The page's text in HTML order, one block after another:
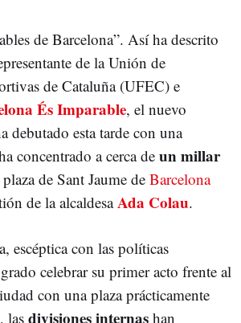
de Barcelona”. Así ha descrito
de la Unión de
de Cataluña (UFEC) e
És Imparable, el nuevo
debutado esta tarde con una
concentrado a cerca de un millar
de Sant Jaume de Barcelona
de la alcaldesaAda Colau.
escéptica con las políticas
celebrar su primer acto frente al
con una plaza prácticamente
las divisiones internas han